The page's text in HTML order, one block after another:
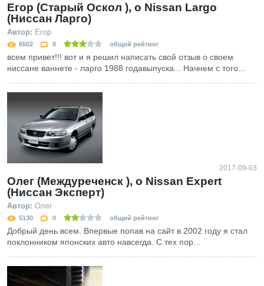
Егор (Старый Оскол ), о Nissan Largo
(Ниссан Ларго)
Автор: Егор
6502 0 общий рейтинг
всем привет!!! вот и я решил написать свой отзыв о своем
ниссане ваннете - ларго 1988 годавыпуска... Начнем с того...
2017-09-03
Олег (Междуреченск ), о Nissan Expert
(Ниссан Эксперт)
Автор: Олег
5130 0 общий рейтинг
Добрый день всем. Впервые попав на сайт в 2002 году я стал
поклонником японских авто навсегда. С тех пор...